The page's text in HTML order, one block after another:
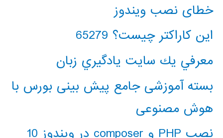
خطای نصب ویندوز
این کاراکتر چیست؟ 65279
معرفي يك سايت يادگيري زبان
بسته آموزشی جامع پیش بینی بورس با
هوش مصنوعی
نصب PHP و composer در ویندوز 10